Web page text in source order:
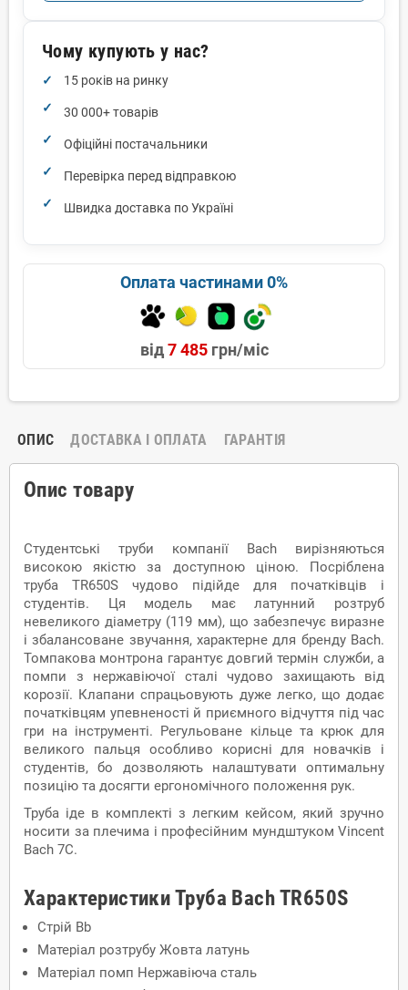
Чому купують у нас?
15 років на ринку
30 000+ товарів
Офіційні постачальники
Перевірка перед відправкою
Швидка доставка по Україні
Оплата частинами 0%
від7 485грн/міс
ОПИС ДОСТАВКА І ОПЛАТА ГАРАНТІЯ
Опис товару
Студентські труби компанії Bach вирізняються
високою якістю за доступною ціною. Посріблена
труба TR650S чудово підійде для початківців і
студентів. Ця модель має латунний розтруб
невеликого діаметру (119 мм), що забезпечує виразне
і збалансоване звучання, характерне для бренду Bach.
Томпакова монтрона гарантує довгий термін служби, а
помпи з нержавіючої сталі чудово захищають від
корозії. Клапани спрацьовують дуже легко, що додає
початківцям упевненості й приємного відчуття під час
гри на інструменті. Регульоване кільце та крюк для
великого пальця особливо корисні для новачків і
студентів, бо дозволяють налаштувати оптимальну
позицію та досягти ергономічного положення рук.
Труба іде в комплекті з легким кейсом, який зручно
носити за плечима і професійним мундштуком Vincent
Bach 7C.
Характеристики Труба Bach TR650S
Стрій Bb
Матеріал розтрубу Жовта латунь
Матеріал помп Нержавіюча сталь